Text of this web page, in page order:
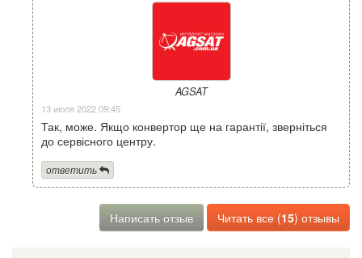
AGSAT
13 июля 2022 09:45
Так, може. Якщо конвертор ще на гарантії, зверніться
до сервісного центру.
ответить
Написать отзыв Читать все (15) отзывы